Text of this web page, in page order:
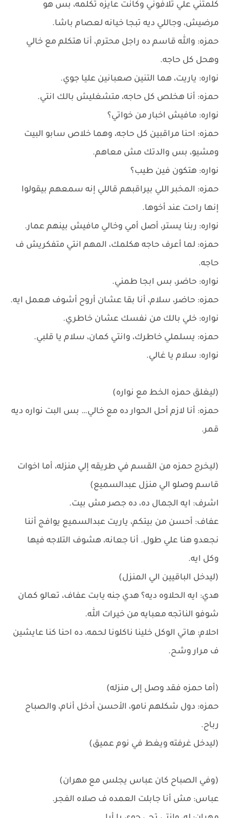
كلمتني علي تلافوني وكانت عايزه تكلمه، بس هو
مرضيش، وجاللي ديه تبجا خيانه لعصام باشا.
حمزه: والله قاسم ده راجل محترم، أنا هتكلم مع خالي
وهحل كل حاجه.
نواره: ياريت، هما التنين صعبانين عليا جوي.
حمزه: أنا هخلص كل حاجه، متشغليش بالك انتي.
نواره: مافيش اخبار من خواتي؟
حمزه: احنا مراقبين كل حاجه، وهما خلاص سابو البيت
ومشيو، بس والدتك مش معاهم.
نواره: هتكون فين طيب؟
حمزه: المخبر اللي بيراقبهم قاللي إنه سمعهم بيقولوا
إنها راحت عند أخوها.
نواره: ربنا يستر، أصل أمي وخالي مافيش بينهم عمار.
حمزه: لما أعرف حاجه هكلمك، المهم انتي متفكريش ف
حاجه.
نواره: حاضر، بس ابجا طمني.
حمزه: حاضر، سلام، أنا بقا عشان أروح أشوف هعمل ايه.
نواره: خلي بالك من نفسك عشان خاطري.
حمزه: يسلملي خاطرك، وانتي كمان، سلام يا قلبي.
نواره: سلام يا غالي.
(ليغلق حمزه الخط مع نواره)
حمزه: أنا لازم أحل الحوار ده مع خالي… بس البت نواره ديه
قمر.
(ليخرج حمزه من القسم في طريقه إلي منزله، أما اخوات
قاسم وصلو الي منزل عبدالسميع)
اشرف: ايه الجمال ده، ده جصر مش بيت.
عفاف: أحسن من بيتكم، ياريت عبدالسميع يوافج أننا
نجعدو هنا علي طول. أنا جعانه، هشوف التلاجه فيها
وكل ايه.
(ليدخل الباقيين الي المنزل)
هدي: ايه الحلاوه ديه؟ هدي جنه يابت عفاف، تعالو كمان
شوفو الناتجه معبايه من خيرات الله.
احلام: هاتي الوكل خلينا ناكلونا لحمه، ده احنا كنا عايشين
ف مرار وشح.
(أما حمزه فقد وصل إلى منزله)
حمزه: دول شكلهم نامو، الأحسن أدخل أنام، والصباح
رباح.
(ليدخل غرفته ويغط في نوم عميق)
(وفي الصباح كان عباس يجلس مع مهران)
عباس: مش أنا جابلت العمده ف صلاه الفجر.